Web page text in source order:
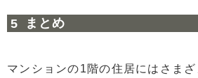
まとめ
マンションの1階の住居にはさま